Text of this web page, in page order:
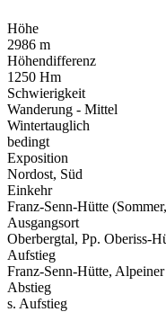
Höhe
2986 m
Höhendifferenz
1250 Hm
Schwierigkeit
Wanderung - Mittel
Wintertauglich
bedingt
Exposition
Nordost, Süd
Einkehr
Franz-Senn-Hütte
Ausgangsort
Oberbergtal, Pp. Oberiss-
Aufstieg
Franz-Senn-Hütte,
Abstieg
s. Aufstieg